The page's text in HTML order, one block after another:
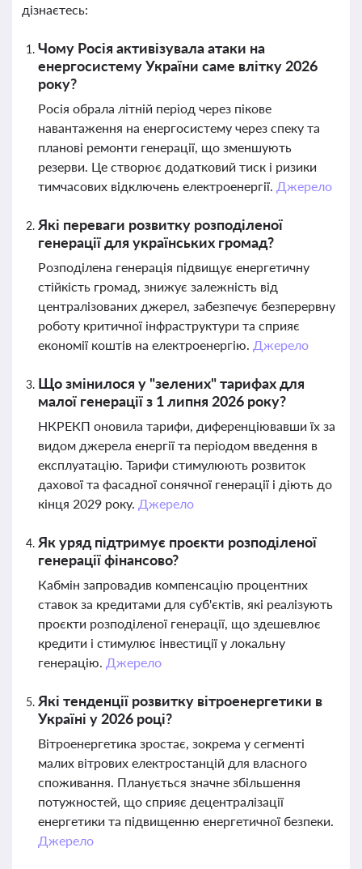
дізнаєтесь:
Чому Росія активізувала атаки на
енергосистему України саме влітку 2026
року?
Росія обрала літній період через пікове
навантаження на енергосистему через спеку та
планові ремонти генерації, що зменшують
резерви. Це створює додатковий тиск і ризики
тимчасових відключень електроенергії. Джерело
Які переваги розвитку розподіленої
генерації для українських громад?
Розподілена генерація підвищує енергетичну
стійкість громад, знижує залежність від
централізованих джерел, забезпечує безперервну
роботу критичної інфраструктури та сприяє
економії коштів на електроенергію. Джерело
Що змінилося у "зелених" тарифах для
малої генерації з 1 липня 2026 року?
НКРЕКП оновила тарифи, диференціювавши їх за
видом джерела енергії та періодом введення в
експлуатацію. Тарифи стимулюють розвиток
дахової та фасадної сонячної генерації і діють до
кінця 2029 року. Джерело
Як уряд підтримує проєкти розподіленої
генерації фінансово?
Кабмін запровадив компенсацію процентних
ставок за кредитами для суб'єктів, які реалізують
проєкти розподіленої генерації, що здешевлює
кредити і стимулює інвестиції у локальну
генерацію. Джерело
Які тенденції розвитку вітроенергетики в
Україні у 2026 році?
Вітроенергетика зростає, зокрема у сегменті
малих вітрових електростанцій для власного
споживання. Планується значне збільшення
потужностей, що сприяє децентралізації
енергетики та підвищенню енергетичної безпеки.
Джерело